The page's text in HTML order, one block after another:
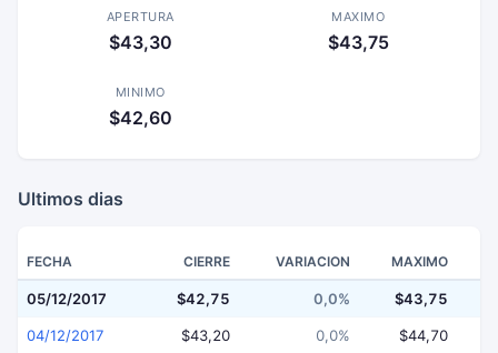
APERTURA
$43,30
MAXIMO
$43,75
MINIMO
$42,60
Ultimos dias
FECHA CIERRE VARIACION MAXIMO
05/12/2017 $42,75 0,0% $43,75
04/12/2017 $43,20 0,0% $44,70